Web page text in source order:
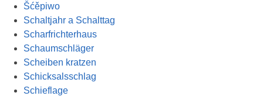
Šćěpiwo
Schaltjahr a Schalttag
Scharfrichterhaus
Schaumschläger
Scheiben kratzen
Schicksalsschlag
Schieflage